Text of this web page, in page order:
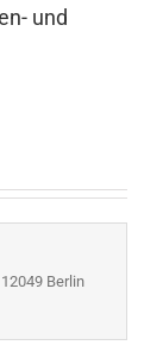
und
Berlin